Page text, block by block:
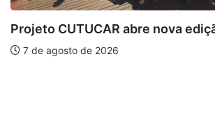
abre nova edição e
de 2026